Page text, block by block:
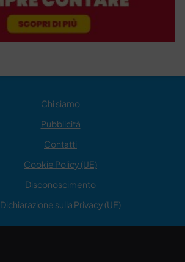
Chi siamo
Pubblicità
Contatti
Cookie Policy (UE)
Disconoscimento
Dichiarazione sulla Privacy (UE)